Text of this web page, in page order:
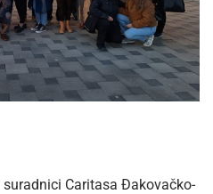
Caritasa Đakovačko-